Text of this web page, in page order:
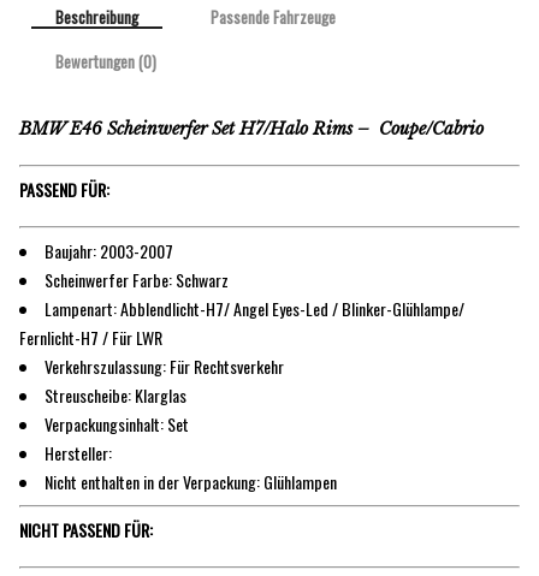
Beschreibung
Passende Fahrzeuge
Bewertungen (0)
BMW E46 Scheinwerfer Set H7/Halo Rims – Coupe/Cabrio
PASSEND FÜR:
Baujahr: 2003-2007
Scheinwerfer Farbe: Schwarz
Lampenart: Abblendlicht-H7/ Angel Eyes-Led / Blinker-Glühlampe/
Fernlicht-H7 / Für LWR
Verkehrszulassung: Für Rechtsverkehr
Streuscheibe: Klarglas
Verpackungsinhalt: Set
Hersteller:
Nicht enthalten in der Verpackung: Glühlampen
NICHT PASSEND FÜR: